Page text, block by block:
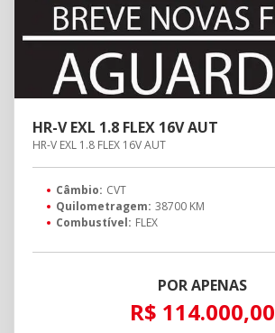
HR-V EXL 1.8 FLEX 16V AUT
HR-V EXL 1.8 FLEX 16V AUT
Câmbio: CVT
Quilometragem: 38700 KM
Combustível: FLEX
POR APENAS
R$ 114.000,00